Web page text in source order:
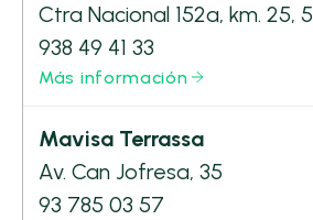
Ctra Nacional 152a, km. 25, 5
938 49 41 33
Más información
Mavisa Terrassa
Av. Can Jofresa, 35
93 785 03 57